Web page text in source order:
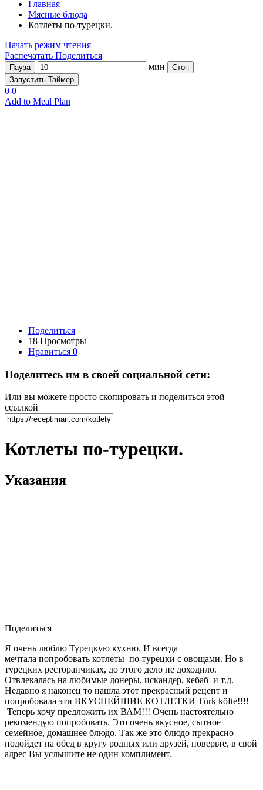
Главная
Мясные блюда
Котлеты по-турецки.
Начать режим чтения
Распечатать Поделиться
Пауза мин
Стоп
Запустить Таймер
0 0
Add to Meal Plan
Поделиться
18 Просмотры
Нравиться 0
Поделитесь им в своей социальной сети:
Или вы можете просто скопировать и поделиться этой
ссылкой
Котлеты по-турецки.
Указания
Поделиться
Я очень люблю Турецкую кухню. И всегда
мечтала попробовать котлеты по-турецки с овощами. Но в
турецких ресторанчиках, до этого дело не доходило.
Отвлекалась на любимые донеры, искандер, кебаб и т.д.
Недавно я наконец то нашла этот прекрасный рецепт и
попробовала эти ВКУСНЕЙШИЕ КОТЛЕТКИ Türk köfte!!!!
Теперь хочу предложить их ВАМ!!! Очень настоятельно
рекомендую попробовать. Это очень вкусное, сытное
семейное, домашнее блюдо. Так же это блюдо прекрасно
подойдет на обед в кругу родных или друзей, поверьте, в свой
адрес Вы услышите не один комплимент.